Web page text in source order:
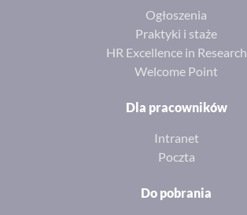
Ogłoszenia
Praktyki i staże
HR Excellence in Research
Welcome Point
Dla pracowników
Intranet
Poczta
Do pobrania